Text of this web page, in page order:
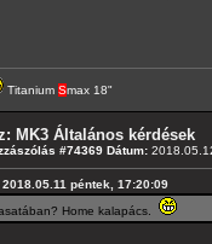
Titanium Smax 18"
MK3 Általános kérdések
#74369 Dátum:
péntek, 17:20:09
Home kalapács.